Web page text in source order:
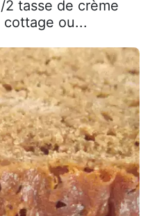
tasse de crème
ou...